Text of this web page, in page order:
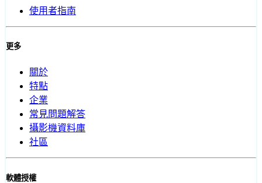
使用者指南
更多
關於
特點
企業
常見問題解答
攝影機資料庫
社區
軟體授權